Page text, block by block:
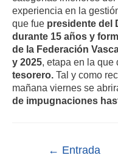
experiencia en la
que fue presidente del
durante 15 años y
de la Federación
y 2025, etapa en la que
tesorero. Tal y como
mañana viernes se
de impugnaciones
← Entrada